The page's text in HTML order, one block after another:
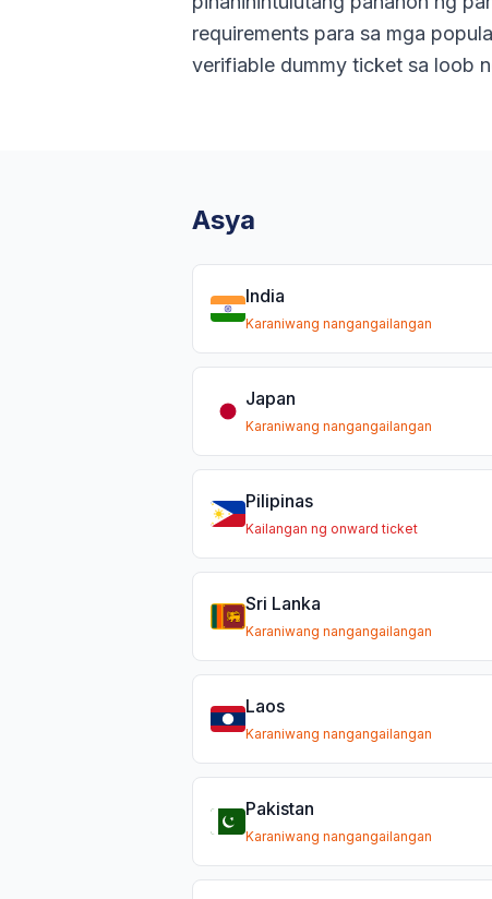
requirements para sa mga
verifiable dummy ticket sa loob
Asya
India
Karaniwang nangangailangan
Japan
Karaniwang nangangailangan
Pilipinas
Kailangan ng onward ticket
Sri Lanka
Karaniwang nangangailangan
Laos
Karaniwang nangangailangan
Pakistan
Karaniwang nangangailangan